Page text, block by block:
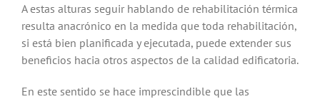
A estas alturas seguir hablando de rehabilitación térmica
resulta anacrónico en la medida que toda rehabilitación,
si está bien planificada y ejecutada, puede extender sus
beneficios hacia otros aspectos de la calidad edificatoria.
En este sentido se hace imprescindible que las